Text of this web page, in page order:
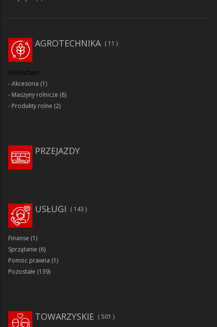
AGROTECHNIKA 11
Rolnictwo
Akcesoria (1)
Maszyny rolnicze (8)
Produkty rolne (2)
PRZEJAZDY
143
USŁUGI
Finanse (1)
Sprzątanie (6)
Pomoc prawna (1)
Pozostałe (139)
TOWARZYSKIE 501